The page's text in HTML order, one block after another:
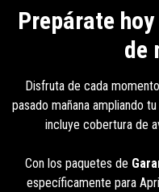
Prepárate
de
Disfruta de cada
pasado mañana ampliando
incluye cobertura de
Con los paquetes de
específicamente para